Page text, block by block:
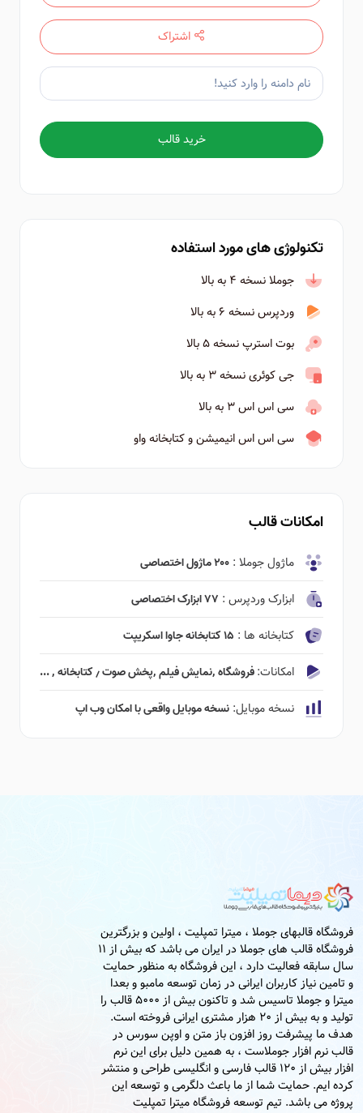
اشتراک
خرید قالب
تکنولوژی های مورد استفاده
جوملا نسخه ۴ به بالا
وردپرس نسخه ۶ به بالا
بوت استرپ نسخه ۵ بالا
جی کوئری نسخه ۳ به بالا
سی اس اس ۳ به بالا
سی اس اس انیمیشن و کتابخانه واو
امکانات قالب
ماژول جوملا : ۲۰۰ ماژول اختصاصی
ابزارک وردپرس : ۷۷ ابزارک اختصاصی
کتابخانه ها : ۱۵ کتابخانه جاوا اسکریپت
امکانات:فروشگاه ٬‌نمایش فیلم ٬‌پخش صوت ٫ کتابخانه ٬ ...
نسخه موبایل: نسخه موبایل واقعی با امکان وب اپ
فروشگاه قالبهای جوملا ، میترا تمپلیت ، اولین و بزرگترین
فروشگاه قالب های جوملا در ایران می باشد که بیش از 11
سال سابقه فعالیت دارد ، این فروشگاه به منظور حمایت
و تامین نیاز کاربران ایرانی در زمان توسعه مامبو و بعدا
میترا و جوملا تاسیس شد و تاکنون بیش از 5000 قالب را
تولید و به بیش از 20 هزار مشتری ایرانی فروخته است.
هدف ما پیشرفت روز افزون باز متن و اوپن سورس در
قالب نرم افزار جوملاست ، به همین دلیل برای این نرم
افزار بیش از 120 قالب فارسی و انگلیسی طراحی و منتشر
کرده ایم. حمایت شما از ما باعث دلگرمی و توسعه این
پروژه می باشد. تیم توسعه فروشگاه میترا تمپلیت